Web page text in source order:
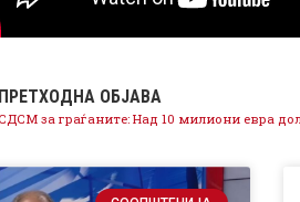
ПРЕТХОДНА ОБЈАВА